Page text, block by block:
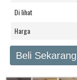
Di lihat
Harga
Beli Sekarang